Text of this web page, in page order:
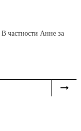
частности Анне за